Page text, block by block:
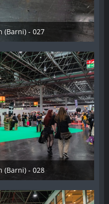
(Barni) - 027
(Barni) - 028